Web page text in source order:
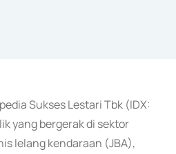
Sukses Lestari Tbk (IDX:
yang bergerak di sektor
lelang kendaraan (JBA),